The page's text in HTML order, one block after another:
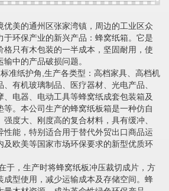
优美的通州区张家湾镇，周边的工业区众
于环保产业的新兴产品：蜂窝纸箱。它是
格只有木包装的一半成本，坚固耐用，使
中的产品破损问题。
准纸护角,生产各类型：高档家具、高档机
有机玻璃制品、医疗器材、光电产品、
、电器、电动工具等蜂窝纸成套包装箱及
等。本公司生产的蜂窝纸板箱是一种仿自
度大、刚度高的复合材料，具有缓冲、
性能，特别适合用于替代外贸出口商品运
及欧美等国家市场环保要求的新型优质环
于，生产时将蜂窝纸板冲压裁切成片，方
成型使用，减少运输成本及存储空间。蜂